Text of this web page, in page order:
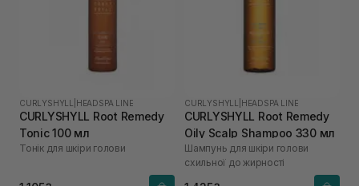
CURLYSHYLL HEADSPA LINE
CURLYSHYLL Root Remedy
Tonic 100 мл
Тонік для шкіри голови
CURLYSHYLL HEADSPA LINE
CURLYSHYLL Root Remedy
Oily Scalp Shampoo 330 мл
Шампунь для шкіри голови
схильної до жирності